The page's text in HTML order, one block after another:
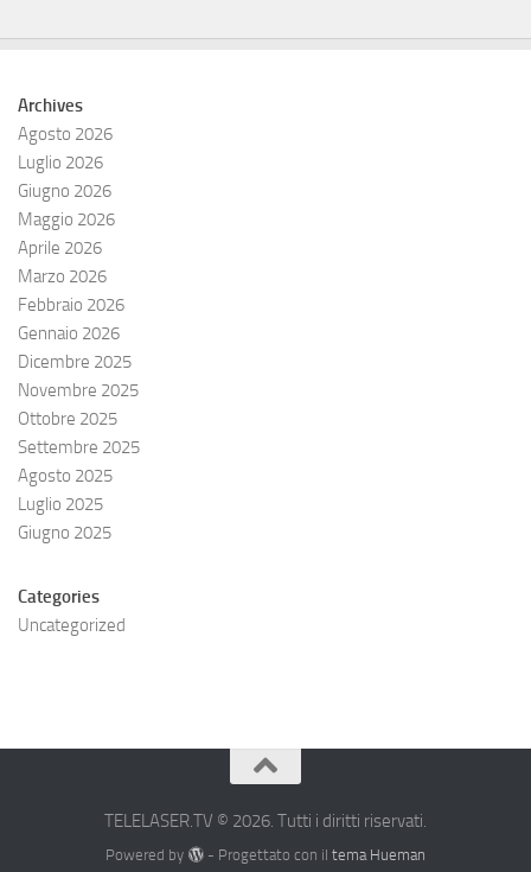
Archives
Agosto 2026
Luglio 2026
Giugno 2026
Maggio 2026
Aprile 2026
Marzo 2026
Febbraio 2026
Gennaio 2026
Dicembre 2025
Novembre 2025
Ottobre 2025
Settembre 2025
Agosto 2025
Luglio 2025
Giugno 2025
Categories
Uncategorized
TELELASER.TV © 2026. Tutti i diritti riservati.
Powered by - Progettato con il tema Hueman